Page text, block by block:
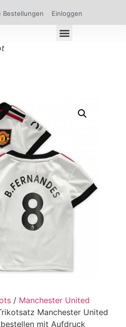
Bestellungen Einloggen
/ Manchester United
Manchester United
mit Aufdruck